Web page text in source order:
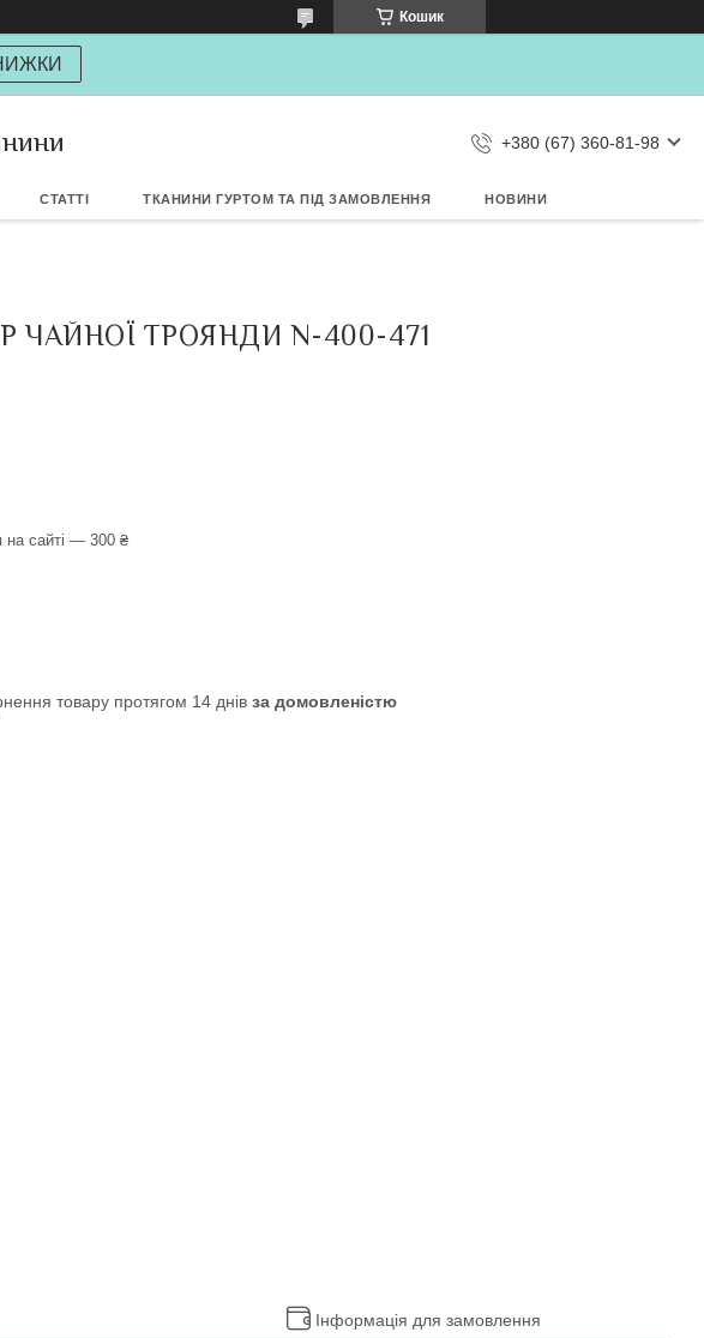
Дозвольте сайту metrtkani.com
відправляти Вам сповіщення про
Кошик
+380 (67) 360-81-98
СТАТТІ ТКАНИНИ ГУРТОМ ТА ПІД ЗАМОВЛЕННЯ НОВИНИ
ЧАЙНОЇ ТРОЯНДИ N-400-471
на сайті — 300 ₴
товару протягом 14 днів за домовленістю
Інформація для замовлення